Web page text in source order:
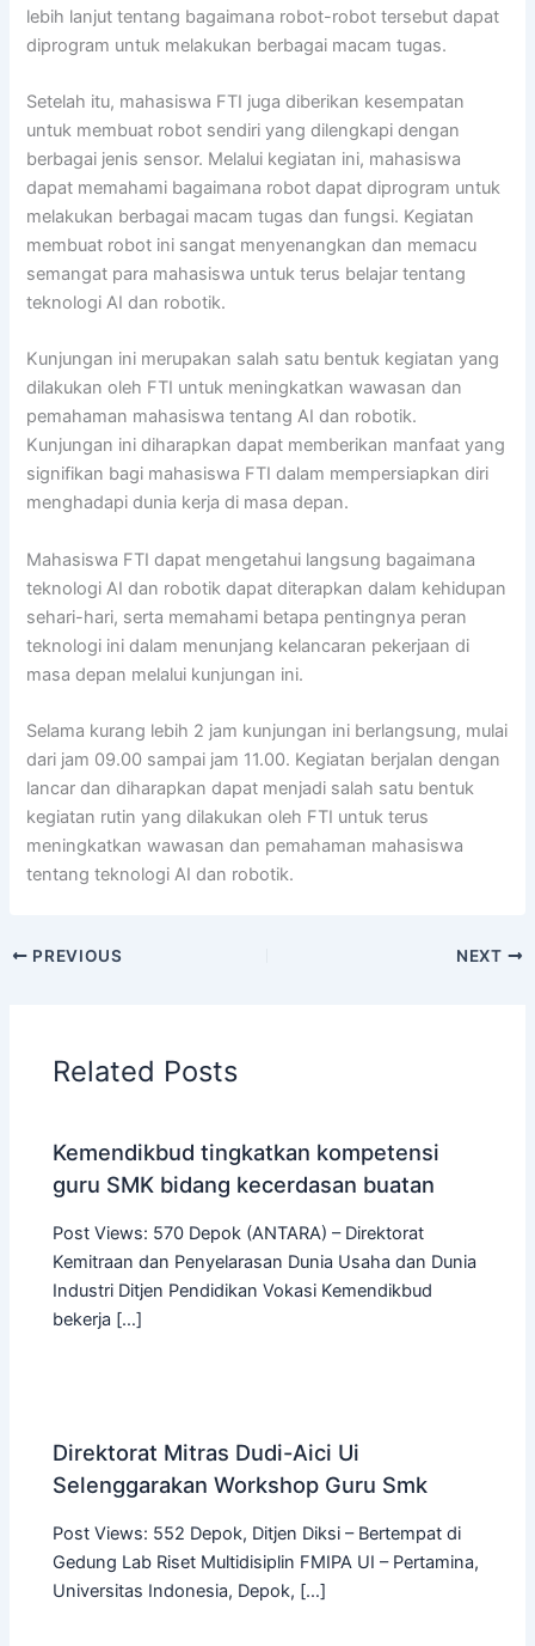
lebih lanjut tentang bagaimana robot-robot tersebut dapat
diprogram untuk melakukan berbagai macam tugas.
Setelah itu, mahasiswa FTI juga diberikan kesempatan
untuk membuat robot sendiri yang dilengkapi dengan
berbagai jenis sensor. Melalui kegiatan ini, mahasiswa
dapat memahami bagaimana robot dapat diprogram untuk
melakukan berbagai macam tugas dan fungsi. Kegiatan
membuat robot ini sangat menyenangkan dan memacu
semangat para mahasiswa untuk terus belajar tentang
teknologi AI dan robotik.
Kunjungan ini merupakan salah satu bentuk kegiatan yang
dilakukan oleh FTI untuk meningkatkan wawasan dan
pemahaman mahasiswa tentang AI dan robotik.
Kunjungan ini diharapkan dapat memberikan manfaat yang
signifikan bagi mahasiswa FTI dalam mempersiapkan diri
menghadapi dunia kerja di masa depan.
Mahasiswa FTI dapat mengetahui langsung bagaimana
teknologi AI dan robotik dapat diterapkan dalam kehidupan
sehari-hari, serta memahami betapa pentingnya peran
teknologi ini dalam menunjang kelancaran pekerjaan di
masa depan melalui kunjungan ini.
Selama kurang lebih 2 jam kunjungan ini berlangsung, mulai
dari jam 09.00 sampai jam 11.00. Kegiatan berjalan dengan
lancar dan diharapkan dapat menjadi salah satu bentuk
kegiatan rutin yang dilakukan oleh FTI untuk terus
meningkatkan wawasan dan pemahaman mahasiswa
tentang teknologi AI dan robotik.
PREVIOUS NEXT
Related Posts
Kemendikbud tingkatkan kompetensi
guru SMK bidang kecerdasan buatan
Post Views: 570 Depok (ANTARA) – Direktorat
Kemitraan dan Penyelarasan Dunia Usaha dan Dunia
Industri Ditjen Pendidikan Vokasi Kemendikbud
bekerja […]
Direktorat Mitras Dudi-Aici Ui
Selenggarakan Workshop Guru Smk
Post Views: 552 Depok, Ditjen Diksi – Bertempat di
Gedung Lab Riset Multidisiplin FMIPA UI – Pertamina,
Universitas Indonesia, Depok, […]